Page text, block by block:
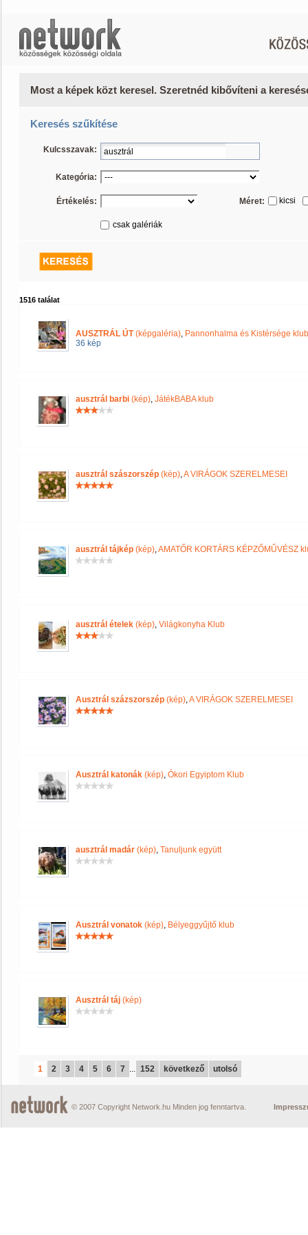
Most a képek közt keresel. Szeretnéd kibővíteni a
Keresés szűkítése
Kulcsszavak:
Kategória:
Értékelés: Méret: kicsi
csak galériák
1516 találat
AUSZTRÁL ÚT(képgaléria), Pannonhalma és Kistérsége klub
36 kép
ausztrál barbi (kép), JátékBABA klub
ausztrál szászorszép (kép),A VIRÁGOK SZERELMESEI
ausztrál tájkép (kép),AMATŐR KORTÁRS KÉPZŐMŰVÉSZ
ausztrál ételek (kép), Világkonyha Klub
Ausztrál százszorszép (kép),A VIRÁGOK SZERELMESEI
Ausztrál katonák (kép), Ókori Egyiptom Klub
ausztrál madár (kép), Tanuljunk együtt
Ausztrál vonatok (kép), Bélyeggyűjtő klub
Ausztrál táj (kép)
1 2 3 4 5 6 7 ... 152 következő utolsó
© 2007 Copyright Network.hu Minden jog fenntartva.